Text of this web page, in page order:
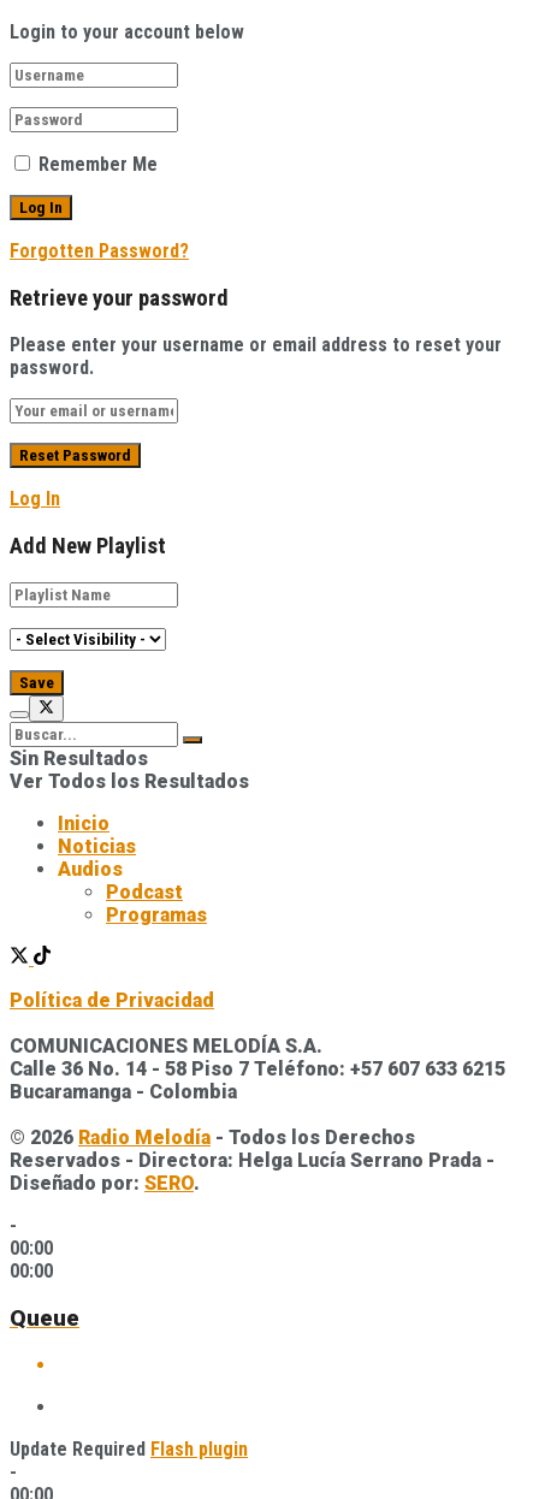
Login to your account below
Remember Me
Forgotten Password?
Retrieve your password
Please enter your username or email address to reset your
password.
Log In
Add New Playlist
Sin Resultados
Ver Todos los Resultados
Inicio
Noticias
Audios
Podcast
Programas
Política de Privacidad
COMUNICACIONES MELODÍA S.A.
Calle 36 No. 14 - 58 Piso 7 Teléfono: +57 607 633 6215
Bucaramanga - Colombia
© 2026 Radio Melodía - Todos los Derechos
Reservados - Directora: Helga Lucía Serrano Prada -
Diseñado por: SERO.
-
00:00
00:00
Queue
Update Required Flash plugin
-